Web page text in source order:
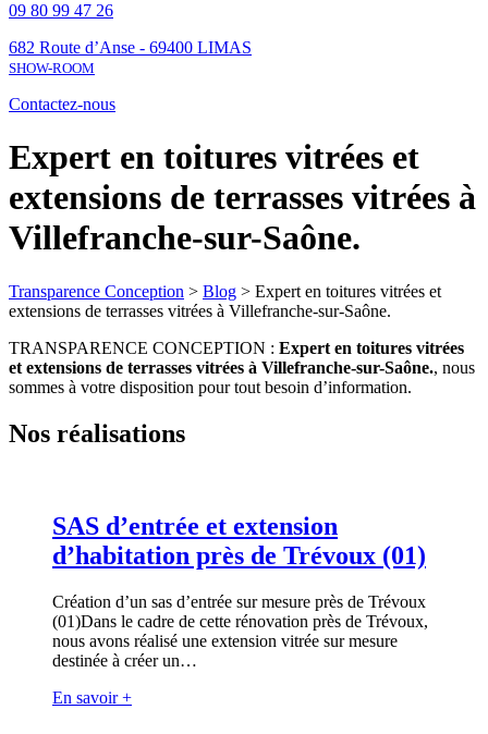
09 80 99 47 26
682 Route d’Anse - 69400 LIMAS
SHOW-ROOM
Contactez-nous
Expert en toitures vitrées et
extensions de terrasses vitrées à
Villefranche-sur-Saône.
Transparence Conception > Blog > Expert en toitures vitrées et
extensions de terrasses vitrées à Villefranche-sur-Saône.
TRANSPARENCE CONCEPTION : Expert en toitures vitrées
et extensions de terrasses vitrées à Villefranche-sur-Saône., nous
sommes à votre disposition pour tout besoin d’information.
Nos réalisations
SAS d’entrée et extension
d’habitation près de Trévoux (01)
Création d’un sas d’entrée sur mesure près de Trévoux
(01)Dans le cadre de cette rénovation près de Trévoux,
nous avons réalisé une extension vitrée sur mesure
destinée à créer un…
En savoir +